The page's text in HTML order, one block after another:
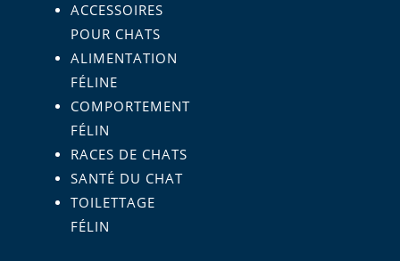
ACCESSOIRES
POUR CHATS
ALIMENTATION
FÉLINE
COMPORTEMENT
FÉLIN
RACES DE CHATS
SANTÉ DU CHAT
TOILETTAGE
FÉLIN